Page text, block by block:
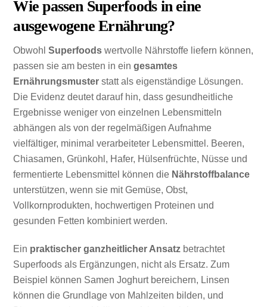
Wie passen Superfoods in eine
ausgewogene Ernährung?
ObwohlSuperfoods wertvolle Nährstoffe liefern können,
passen sie am besten in eingesamtes
Ernährungsmuster statt als eigenständige Lösungen.
Die Evidenz deutet darauf hin, dass gesundheitliche
Ergebnisse weniger von einzelnen Lebensmitteln
abhängen als von der regelmäßigen Aufnahme
vielfältiger, minimal verarbeiteter Lebensmittel. Beeren,
Chiasamen, Grünkohl, Hafer, Hülsenfrüchte, Nüsse und
fermentierte Lebensmittel können die Nährstoffbalance
unterstützen, wenn sie mit Gemüse, Obst,
Vollkornprodukten, hochwertigen Proteinen und
gesunden Fetten kombiniert werden.
Ein praktischer ganzheitlicher Ansatz betrachtet
Superfoods als Ergänzungen, nicht als Ersatz. Zum
Beispiel können Samen Joghurt bereichern, Linsen
können die Grundlage von Mahlzeiten bilden, und